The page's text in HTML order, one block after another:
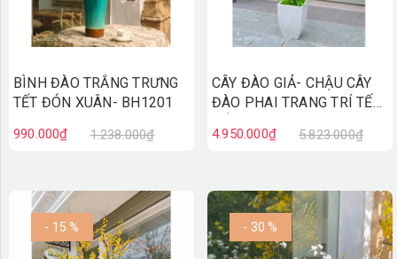
BÌNH ĐÀO TRẮNG TRƯNG
TẾT ĐÓN XUÂN- BH1201
990.000₫ 1.238.000₫
CÂY ĐÀO GIẢ- CHẬU CÂY
ĐÀO PHAI TRANG TRÍ TẾT
4.950.000₫ 5.823.000₫
- 15 % - 30 %